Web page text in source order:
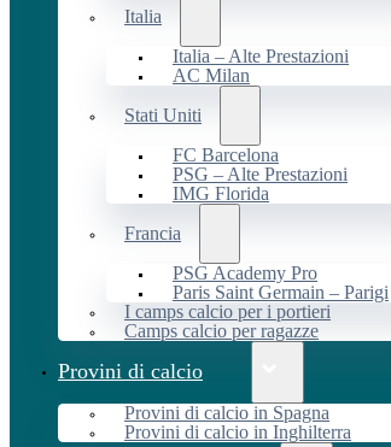
Italia
Italia – Alte Prestazioni
AC Milan
Stati Uniti
FC Barcelona
PSG – Alte Prestazioni
IMG Florida
Francia
PSG Academy Pro
Paris Saint Germain – Parigi
I camps calcio per i portieri
Camps calcio per ragazze
Provini di calcio
Provini di calcio in Spagna
Provini di calcio in Inghilterra